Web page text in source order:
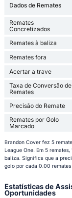
Dados de Remates
Remates
Concretizados
Remates à baliza
Remates fora
Acertar a trave
Taxa de Conversão de
Remates
Precisão do Remate
Remates por Golo
Marcado
Brandon Cover fez 5
League One. Em 5
baliza. Significa que a
golo por cada 0.00
Estatísticas de
Oportunidades